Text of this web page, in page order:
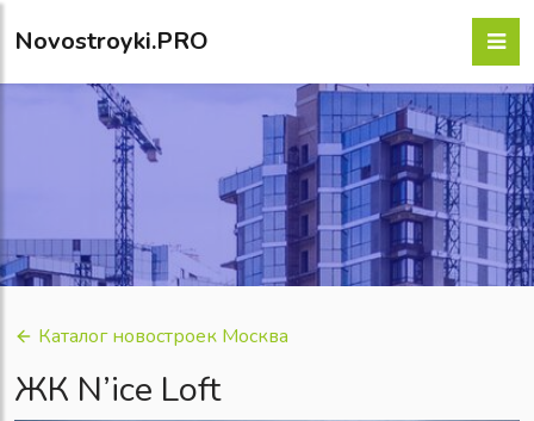
Novostroyki.PRO
Каталог новостроек Москва
ЖК N’ice Loft